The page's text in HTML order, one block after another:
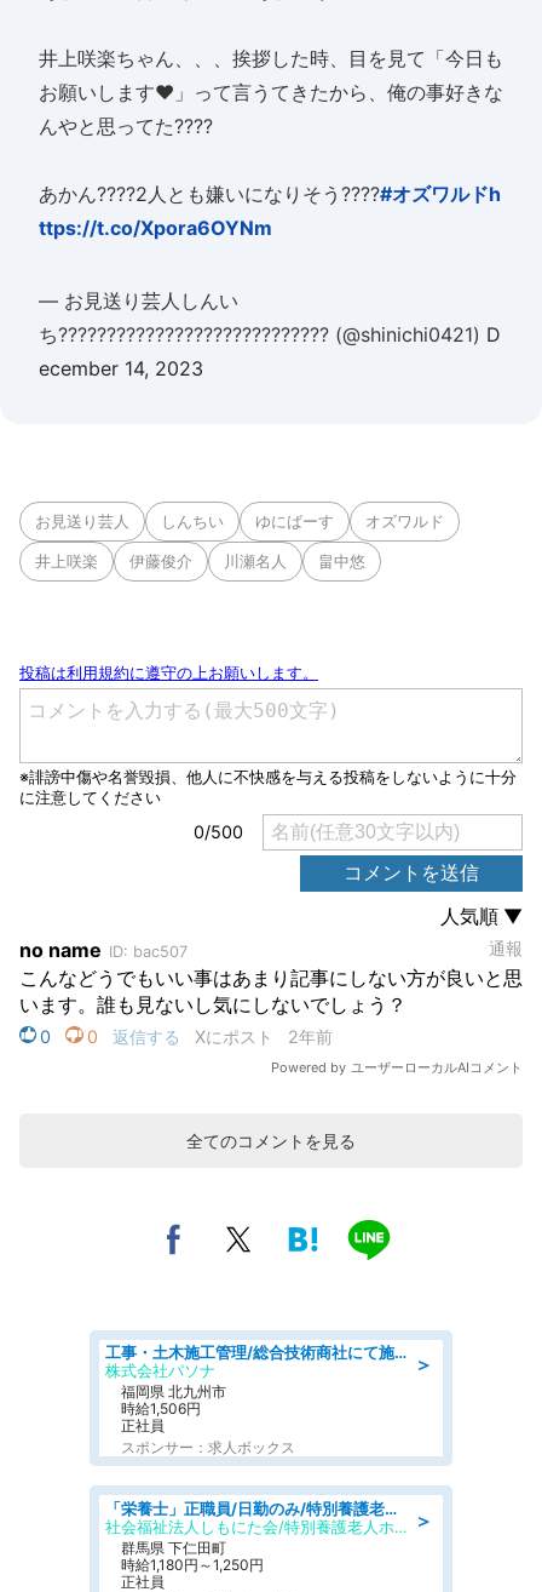
井上咲楽ちゃん、、、挨拶した時、目を見て「今日も
お願いします❤️」って言うてきたから、俺の事好きな
んやと思ってた????
あかん????2人とも嫌いになりそう????#オズワルドh
ttps://t.co/Xpora6OYNm
— お見送り芸人しんい
ち???????????????????????????? (@shinichi0421) D
ecember 14, 2023
お見送り芸人 しんちい ゆにばーす オズワルド
井上咲楽 伊藤俊介 川瀬名人 畠中悠
全てのコメントを見る
＞
工事・土木施工管理/総合技術商社にて施工管理のお仕事/即日勤務可/車通勤可/工事・土木施工管理/生産・品質管理
株式会社パソナ
福岡県 北九州市
時給1,506円
正社員
スポンサー：求人ボックス
＞
「栄養士」正職員/日勤のみ/特別養護老人ホーム
社会福祉法人しもにた会/特別養護老人ホーム かぶらの里
群馬県 下仁田町
時給1,180円～1,250円
正社員